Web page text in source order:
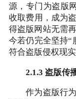
源，专门为盗版
收取费用，成为
得盗版网站无需
今若仍完全坚持“
符合盗版侵权现实
2.1.3 盗版传
作为盗版行为